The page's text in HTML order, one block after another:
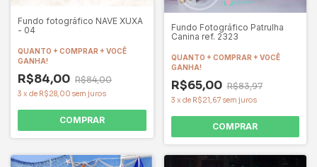
Fundo fotográfico NAVE XUXA
- 04
QUANTO + COMPRAR + VOCÊ
GANHA!
R$84,00 R$84,00
3 x de R$28,00 sem juros
COMPRAR
Fundo Fotográfico Patrulha
Canina ref. 2323
QUANTO + COMPRAR + VOCÊ
GANHA!
R$65,00 R$83,97
3 x de R$21,67 sem juros
COMPRAR